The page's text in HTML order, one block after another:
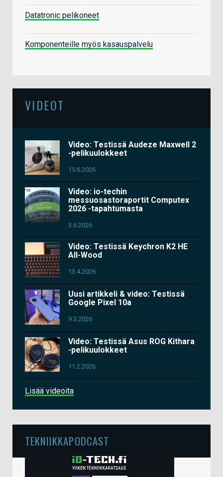
Datatronic pelikoneet
Komponenteille myös kasauspalvelu
VIDEOT
Video: Testissä Audeze Maxwell 2
-pelikuulokkeet
15.6.2026
Video: io-techin
messuosastoraportit Computex
2026 -tapahtumasta
3.6.2026
Video: Testissä Keychron K2 HE
All-Wood
13.4.2026
Uusi artikkeli & video: Testissä
Google Pixel 10a
9.3.2026
Video: Testissä Asus ROG Kithara
-pelikuulokkeet
11.2.2026
Lisää videoita
TEKNIIKKAPODCAST